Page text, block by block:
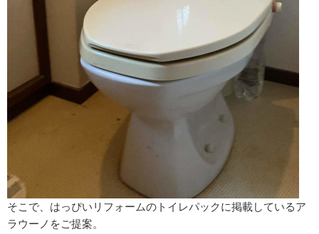
そこで、はっぴいリフォームのトイレパックに掲載しているア
ラウーノをご提案。